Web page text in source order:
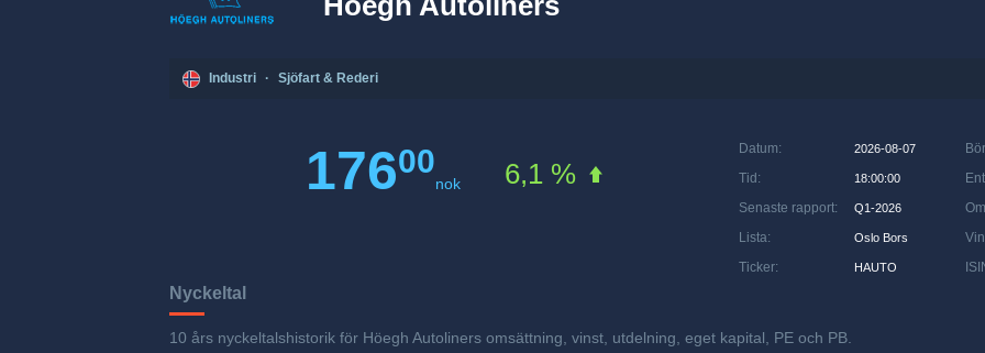
Industri · Sjöfart & Rederi
17600
nok 6,1 %
Datum: 2026-08-07
Tid : 18:00:00
Senaste rapport: Q1-2026
Lista: Oslo Bors
Ticker: HAUTO
Nyckeltal
10 års nyckeltalshistorik för Höegh Autoliners omsättning, vinst, utdelning, eget kapital, PE och PB.